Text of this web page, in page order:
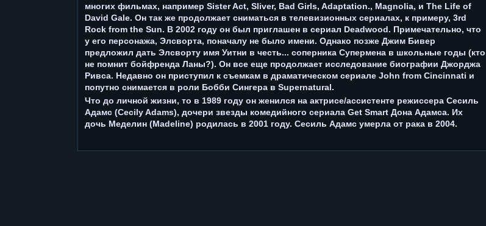
многих фильмах, например Sister Act, Sliver, Bad Girls, Adaptation., Magnolia, и The Life of
David Gale. Он так же продолжает сниматься в телевизионных сериалах, к примеру, 3rd
Rock from the Sun. В 2002 году он был приглашен в сериал Deadwood. Примечательно, что
у его персонажа, Элсворта, поначалу не было имени. Однако позже Джим Бивер
предложил дать Элсворту имя Уитни в честь... соперника Супермена в школьные годы (кто
не помнит бойфренда Ланы?). Он все еще продолжает исследование биографии Джорджа
Ривса. Недавно он приступил к съемкам в драматическом сериале John from Cincinnati и
попутно снимается в роли Бобби Сингера в Supernatural.
Что до личной жизни, то в 1989 году он женился на актрисе/ассистенте режиссера Сесиль
Адамс (Cecily Adams), дочери звезды комедийного сериала Get Smart Дона Адамса. Их
дочь Меделин (Madeline) родилась в 2001 году. Сесиль Адамс умерла от рака в 2004.